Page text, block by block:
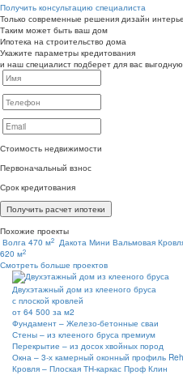
Получить консультацию специалиста
Только современные решения дизайн
Таким может быть ваш дом
Ипотека на строительство дома
Укажите параметры кредитования
и наш специалист подберет для вас
Стоимость недвижимости
Первоначальный взнос
Срок кредитования
Получить расчет ипотеки
Похожие проекты
Волга 470 м2 Дакота Мини Вальмовая
620 м2
Смотреть больше проектов
Двухэтажный дом из клееного бруса
с плоской кровлей
от 64 500 за м2
Фундамент – Железо-бетонные сваи
Стены – из клееного бруса премиум
Перекрытие – из досок хвойных пород
Окна – 3-х камерный оконный профиль
Кровля – Плоская ТН-каркас Проф Клин